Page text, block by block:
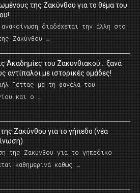
της Ζακύνθου για το θέμα του
διαδέχεται την άλλη στο
Ζακύνθου …
Ακαδημίες του Ζακυνθιακού… ξανά
αντίπαλοι με ιστορικές ομάδες!
Πέττας με τη φανέλα του
και ο …
Ζακύνθου για το γήπεδο (νέα
της Ζακύνθου για το γηπεδικο
καθημερινά καθώς …